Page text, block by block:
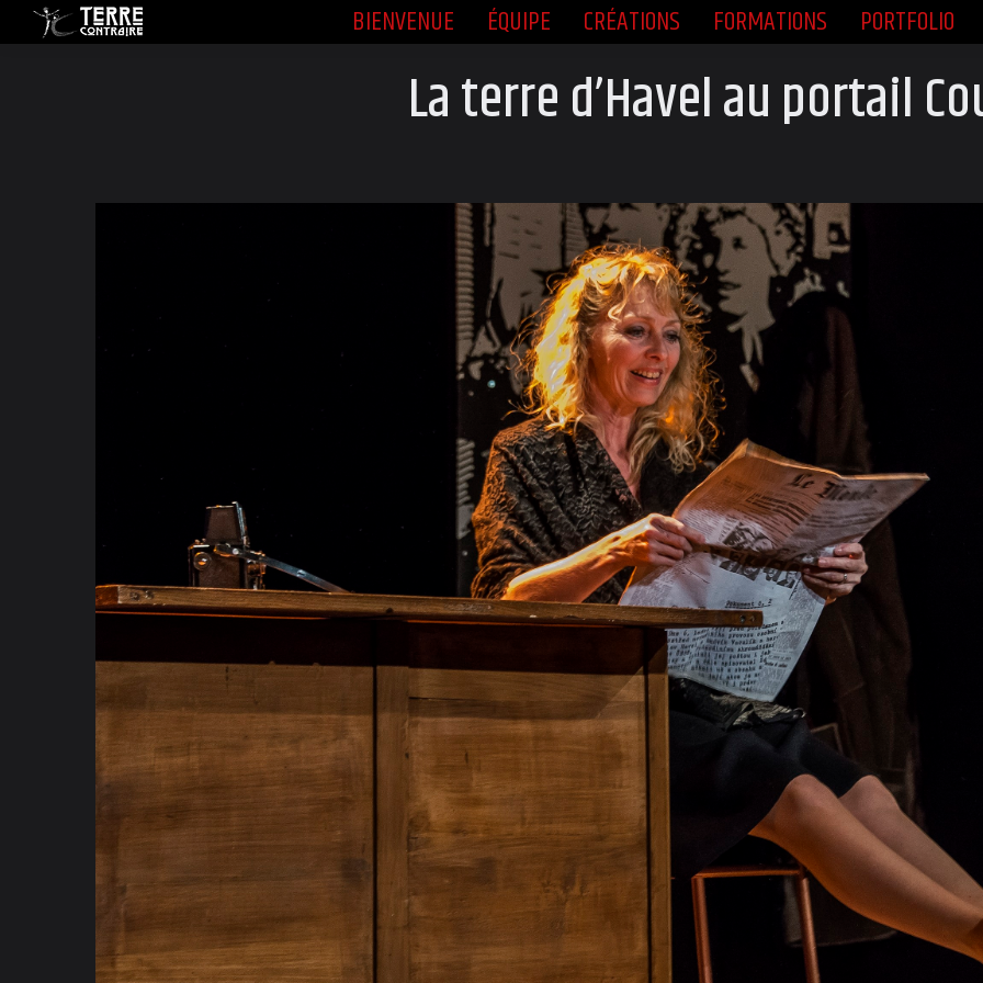
BIENVENUE ÉQUIPE CRÉATIONS FORMATIONS PORTFOLIO
La terre d’Havel au portail
BIENVENUE ÉQUIPE CRÉATIONS FORMATIONS PORTFOLIO